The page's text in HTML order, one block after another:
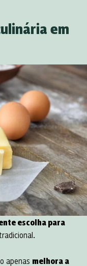
em
escolha para
apenas melhora a